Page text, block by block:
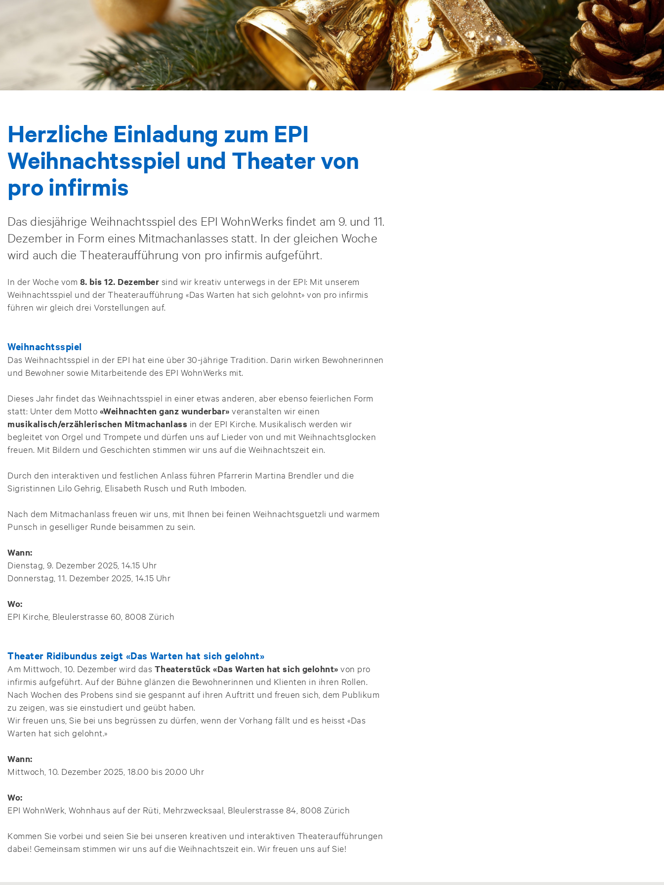
Herzliche Einladung zum EPI
Weihnachtsspiel und Theater von
pro infirmis
Das diesjährige Weihnachtsspiel des EPI WohnWerks findet am 9. und 11.
Dezember in Form eines Mitmachanlasses statt. In der gleichen Woche
wird auch die Theateraufführung von pro infirmis aufgeführt.
In der Woche vom 8. bis 12. Dezember sind wir kreativ unterwegs in der EPI: Mit unserem
Weihnachtsspiel und der Theateraufführung «Das Warten hat sich gelohnt» von pro infirmis
führen wir gleich drei Vorstellungen auf.​​
Weihnachtsspiel
Das Weihnachtsspiel in der EPI hat eine über 30-jährige Tradition. Darin wirken Bewohnerinnen
und Bewohner sowie Mitarbeitende des EPI WohnWerks mit.
Dieses Jahr findet das Weihnachtsspiel in einer etwas anderen, aber ebenso feierlichen Form
statt: Unter dem Motto «Weihnachten ganz wunderbar» veranstalten wir einen
musikalisch/erzählerischen Mitmachanlass in der EPI Kirche. Musikalisch werden wir
begleitet von Orgel und Trompete und dürfen uns auf Lieder von und mit Weihnachtsglocken
freuen. Mit Bildern und Geschichten stimmen wir uns auf die Weihnachtszeit ein.
Durch den interaktiven und festlichen Anlass führen Pfarrerin Martina Brendler und die
Sigristinnen Lilo Gehrig, Elisabeth Rusch und Ruth Imboden.
Nach dem Mitmachanlass freuen wir uns, mit Ihnen bei feinen Weihnachtsguetzli und warmem
Punsch in geselliger Runde beisammen zu sein.
Wann:
Dienstag, 9. Dezember 2025, 14.15 Uhr
Donnerstag, 11. Dezember 2025, 14.15 Uhr
Wo:
EPI Kirche, Bleulerstrasse 60, 8008 Zürich
Theater Ridibundus zeigt «Das Warten hat sich gelohnt»
Am Mittwoch, 10. Dezember wird das Theaterstück «Das Warten hat sich gelohnt» von pro
infirmis aufgeführt. Auf der Bühne glänzen die Bewohnerinnen und Klienten in ihren Rollen.
Nach Wochen des Probens sind sie gespannt auf ihren Auftritt und freuen sich, dem Publikum
zu zeigen, was sie einstudiert und geübt haben.
Wir freuen uns, Sie bei uns begrüssen zu dürfen, wenn der Vorhang fällt und es heisst «Das
Warten hat sich gelohnt.»
Wann:
Mittwoch, 10. Dezember 2025, 18.00 bis 20.00 Uhr
Wo:
EPI WohnWerk, Wohnhaus auf der Rüti, Mehrzwecksaal, Bleulerstrasse 84, 8008 Zürich
Kommen Sie vorbei und seien Sie bei unseren kreativen und interaktiven Theateraufführungen
dabei! Gemeinsam stimmen wir uns auf die Weihnachtszeit ein. Wir freuen uns auf Sie!